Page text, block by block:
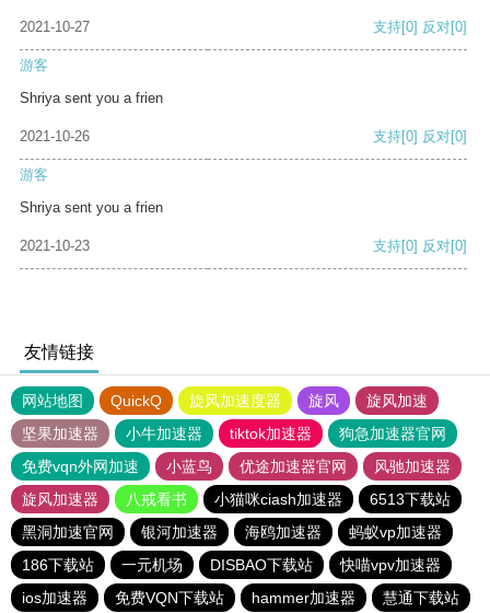
2021-10-27 支持[0] 反对[0]
游客
Shriya sent you a frien
2021-10-26 支持[0] 反对[0]
游客
Shriya sent you a frien
2021-10-23 支持[0] 反对[0]
友情链接
网站地图 QuickQ 旋风加速度器 旋风
旋风加速
坚果加速器
小牛加速器 tiktok加速器
狗急加速器官网
免费vqn外网加速
小蓝鸟 优途加速器官网
风驰加速器
旋风加速器
八戒看书 小猫咪ciash加速器
6513下载站
黑洞加速官网
银河加速器 海鸥加速器
蚂蚁vp加速器
186下载站
一元机场 DISBAO下载站
快喵vpv加速器
ios加速器
免费VQN下载站 hammer加速器 慧通下载站